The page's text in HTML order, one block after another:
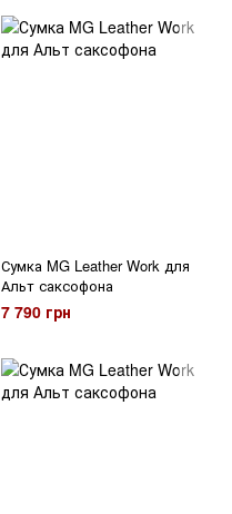
Сумка MG Leather Work для
Альт саксофона
7 790 грн